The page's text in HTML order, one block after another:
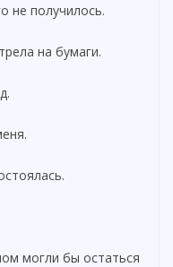
не получилось.
на бумаги.
могли бы остаться